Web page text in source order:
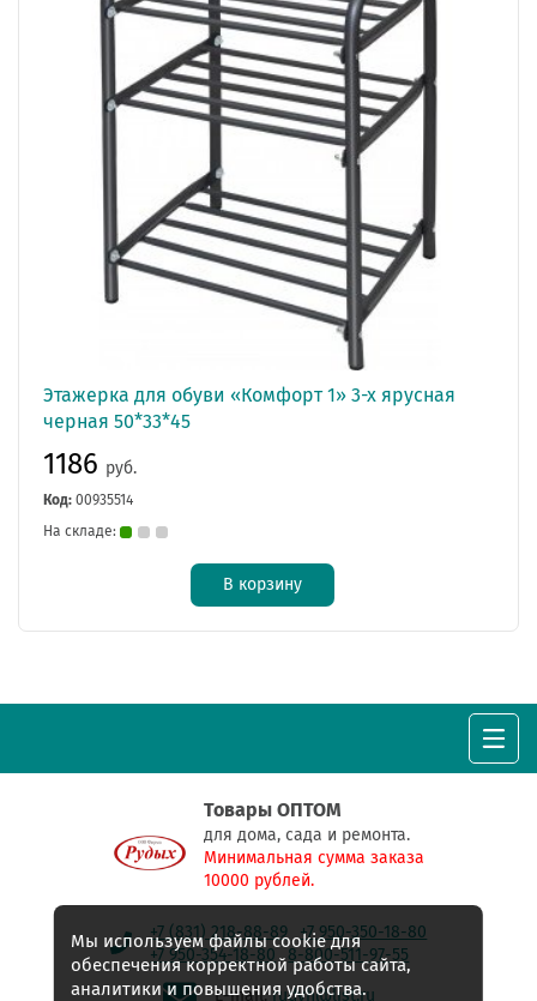
Этажерка для обуви «Комфорт 1» 3-х ярусная
черная 50*33*45
1186 руб.
Код: 00935514
На складе:
В корзину
Товары ОПТОМ
для дома, сада и ремонта.
Минимальная сумма заказа
10000 рублей.
+7 (831) 218-88-89
+7 950-350-18-80
+7 950-354-18-80
8-800-511-97-55
E-mail:rudyh@list.ru
Мы используем файлы cookie для
обеспечения корректной работы сайта,
аналитики и повышения удобства.